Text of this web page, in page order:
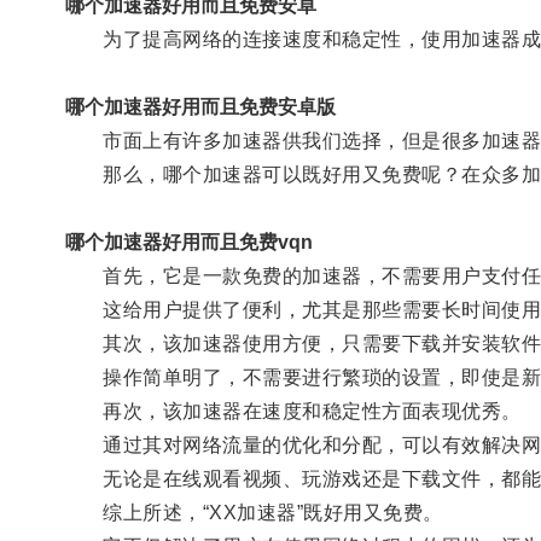
哪个加速器好用而且免费安卓
为了提高网络的连接速度和稳定性，使用加速器成
哪个加速器好用而且免费安卓版
市面上有许多加速器供我们选择，但是很多加速器
那么，哪个加速器可以既好用又免费呢？在众多加
哪个加速器好用而且免费vqn
首先，它是一款免费的加速器，不需要用户支付任
这给用户提供了便利，尤其是那些需要长时间使用
其次，该加速器使用方便，只需要下载并安装软
操作简单明了，不需要进行繁琐的设置，即使是新
再次，该加速器在速度和稳定性方面表现优秀。
通过其对网络流量的优化和分配，可以有效解决
无论是在线观看视频、玩游戏还是下载文件，都能
综上所述，“XX加速器”既好用又免费。